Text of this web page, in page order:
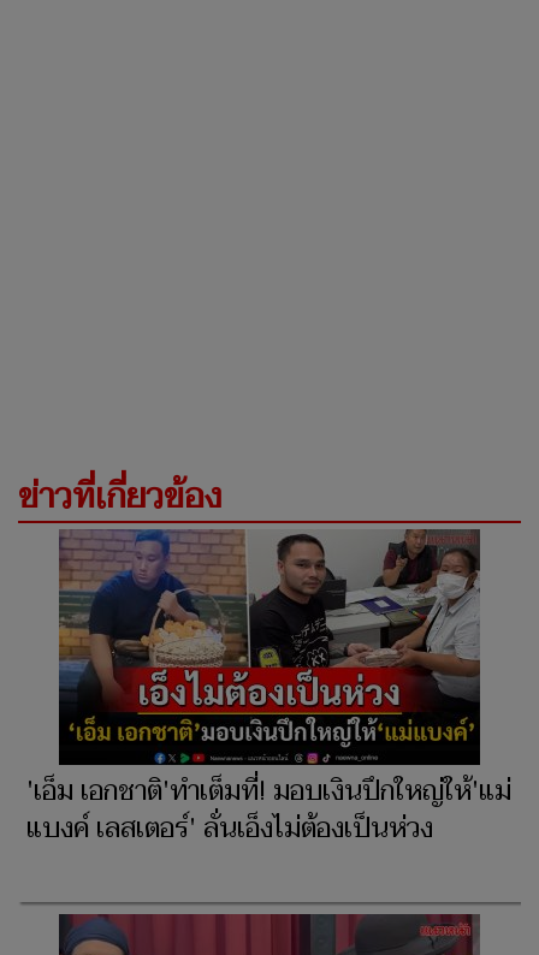
ข่าวที่เกี่ยวข้อง
'เอ็ม เอกชาติ'ทำเต็มที่! มอบเงินปึกใหญ่ให้'แม่
แบงค์ เลสเตอร์' ลั่นเอ็งไม่ต้องเป็นห่วง